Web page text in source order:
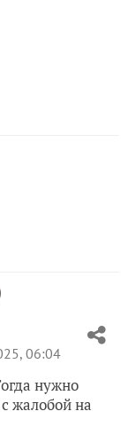
06:04
нужно
жалобой на